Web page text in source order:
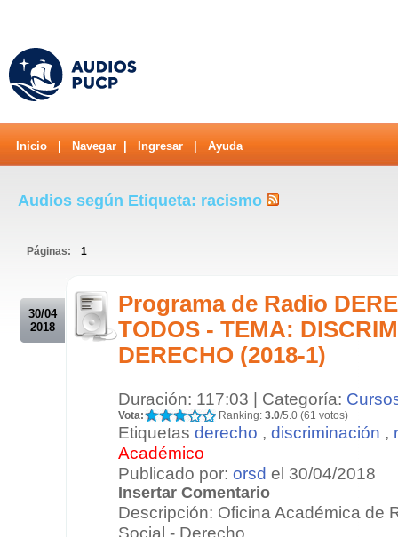
Inicio Navegar Ingresar Ayuda
Audios según Etiqueta: racismo
Páginas: 1
30/04
2018
Programa de Radio
TODOS - TEMA:
DERECHO (2018-1)
Duración: 117:03 | Categoría:
Vota: Ranking: 3.0/5.0 (61 votos)
Etiquetas derecho , discriminación ,
Académico
Publicado por: orsd el 30/04/2018
Insertar Comentario
Descripción: Oficina Académica de
Social - Derecho...